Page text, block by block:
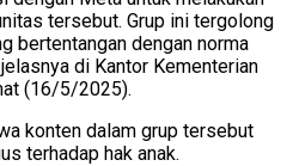
tersebut. Grup ini tergolong
bertentangan dengan norma
di Kantor Kementerian
(16/5/2025).
konten dalam grup tersebut
terhadap hak anak.